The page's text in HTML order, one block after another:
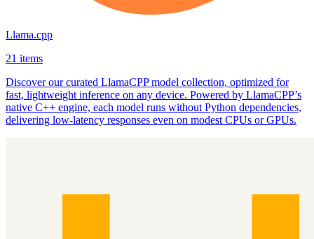
Llama.cpp
21 items
Discover our curated LlamaCPP model collection, optimized for
fast, lightweight inference on any device. Powered by LlamaCPP’s
native C++ engine, each model runs without Python dependencies,
delivering low‑latency responses even on modest CPUs or GPUs.